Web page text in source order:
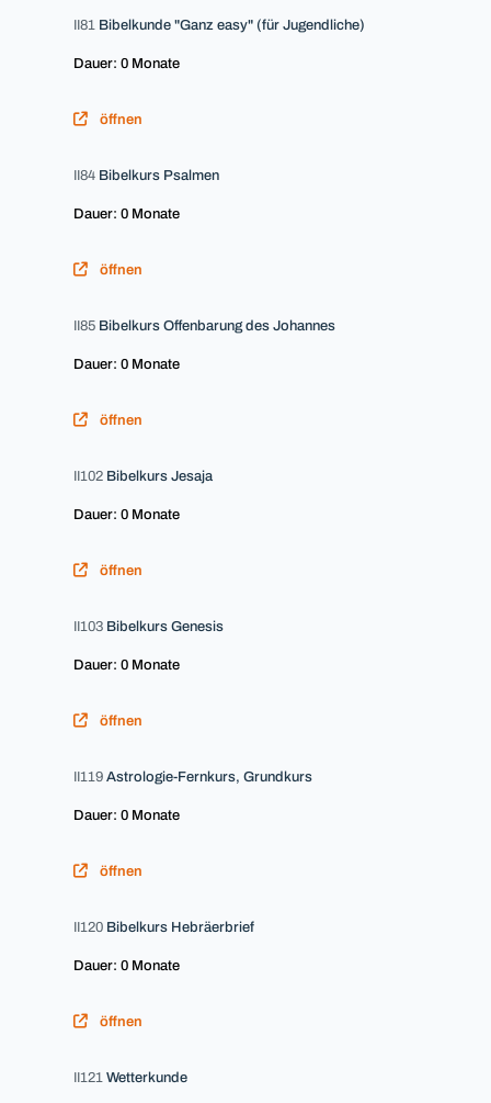
II81 Bibelkunde "Ganz easy" (für Jugendliche)
Dauer: 0 Monate
öffnen
II84 Bibelkurs Psalmen
Dauer: 0 Monate
öffnen
II85 Bibelkurs Offenbarung des Johannes
Dauer: 0 Monate
öffnen
II102 Bibelkurs Jesaja
Dauer: 0 Monate
öffnen
II103 Bibelkurs Genesis
Dauer: 0 Monate
öffnen
II119 Astrologie-Fernkurs, Grundkurs
Dauer: 0 Monate
öffnen
II120 Bibelkurs Hebräerbrief
Dauer: 0 Monate
öffnen
II121 Wetterkunde